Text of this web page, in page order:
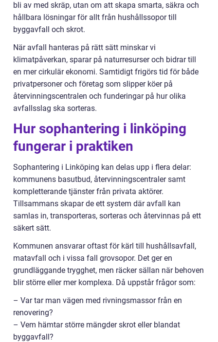
bli av med skräp, utan om att skapa smarta, säkra och
hållbara lösningar för allt från hushållssopor till
byggavfall och skrot.
När avfall hanteras på rätt sätt minskar vi
klimatpåverkan, sparar på naturresurser och bidrar till
en mer cirkulär ekonomi. Samtidigt frigörs tid för både
privatpersoner och företag som slipper köer på
återvinningscentralen och funderingar på hur olika
avfallsslag ska sorteras.
Hur sophantering i linköping
fungerar i praktiken
Sophantering i Linköping kan delas upp i flera delar:
kommunens basutbud, återvinningscentraler samt
kompletterande tjänster från privata aktörer.
Tillsammans skapar de ett system där avfall kan
samlas in, transporteras, sorteras och återvinnas på ett
säkert sätt.
Kommunen ansvarar oftast för kärl till hushållsavfall,
matavfall och i vissa fall grovsopor. Det ger en
grundläggande trygghet, men räcker sällan när behoven
blir större eller mer komplexa. Då uppstår frågor som:
– Var tar man vägen med rivningsmassor från en
renovering?
– Vem hämtar större mängder skrot eller blandat
byggavfall?